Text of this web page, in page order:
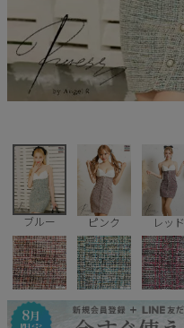
GLAMOROUS
IRMA
JENNNY
COMEX
Rechercher
Pleaser
ブルー ピンク レッド